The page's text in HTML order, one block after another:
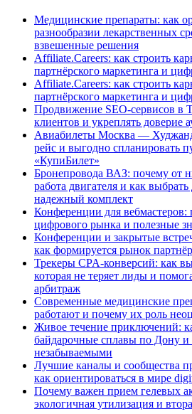
Медицинские препараты: как
разнообразии лекарственных
взвешенные решения
Affiliate.Careers: как строить
партнёрского маркетинга и
Affiliate.Careers: как строить
партнёрского маркетинга и
Продвижение SEO-сервисов в
клиентов и укреплять доверие
Авиабилеты Москва —
рейс и выгодно спланировать
«КупиБилет»
Бронепровода ВАЗ: почему от
работа двигателя и как
надежный комплект
Конференции для вебмастеров:
цифрового рынка и полезные
Конференции и закрытые
как формируется рынок
Трекеры CPA-конверсий: как
которая не теряет лиды и
арбитраж
Современные медицинские
работают и почему их роль
Живое течение приключений:
байдарочные сплавы по Дону и
незабываемыми
Лучшие каналы и сообщества
как ориентироваться в мире
Почему важен прием гелевых
экологичная утилизация и